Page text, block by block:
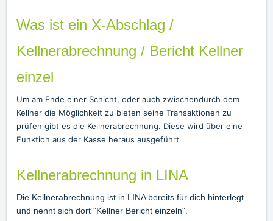
Was ist ein X-Abschlag /
Kellnerabrechnung / Bericht Kellner
einzel
Um am Ende einer Schicht, oder auch zwischendurch dem
Kellner die Möglichkeit zu bieten seine Transaktionen zu
prüfen gibt es die Kellnerabrechnung. Diese wird über eine
Funktion aus der Kasse heraus ausgeführt
Kellnerabrechnung in LINA
Die Kellnerabrechnung ist in LINA bereits für dich hinterlegt
und nennt sich dort "Kellner Bericht einzeln".